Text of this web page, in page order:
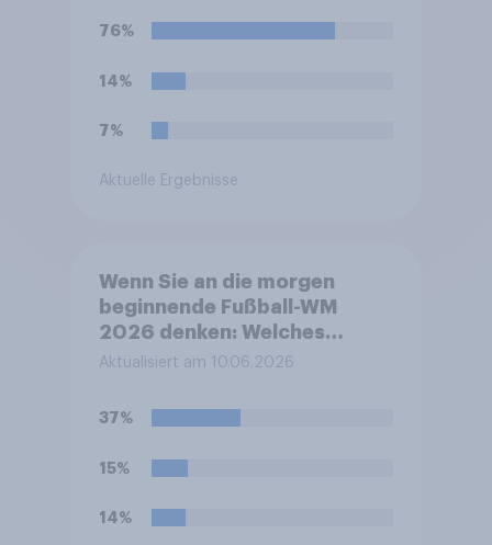
exklusiv. Nutzen Sie zum
kostenpflichtiges
der Deutschen Telekom?
76%
14%
7%
Aktuelle Ergebnisse
Wenn Sie an die morgen
beginnende Fußball-WM
2026 denken: Welches
Gefühl beschreibt Ihre
derzeit am besten?
Aktualisiert am 10.06.2026
37%
15%
14%